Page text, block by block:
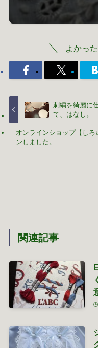
よかっ
刺繍を綺麗に
て、はなし。
オンラインショップ【し
ンしました。
関連記事